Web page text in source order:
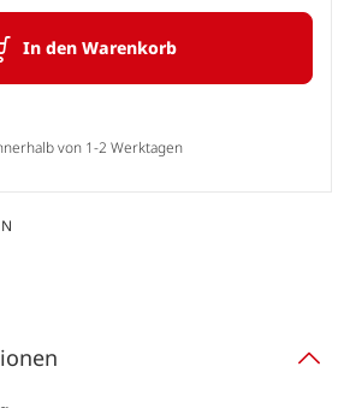
In den Warenkorb
von 1-2 Werktagen